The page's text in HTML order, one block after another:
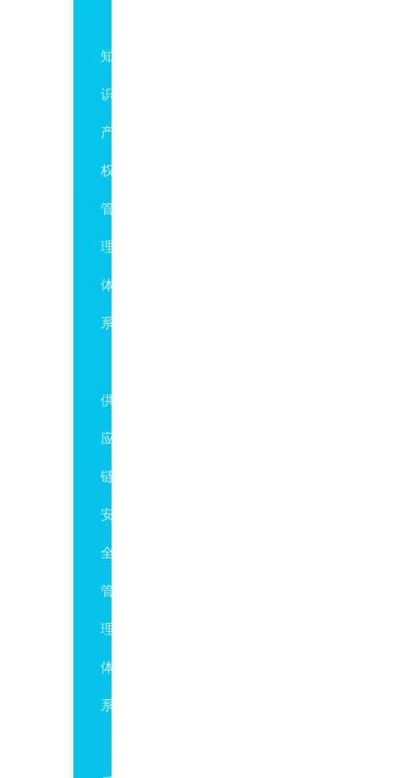
知
识
产
权
管
理
体
系
供
应
链
安
全
管
理
体
系